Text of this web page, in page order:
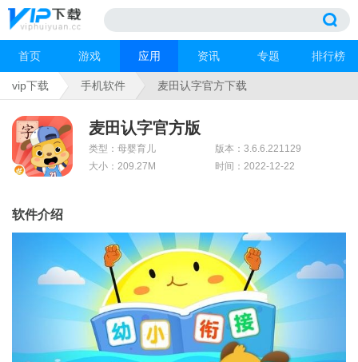
首页 游戏 应用 资讯 专题 排行榜
vip下载 手机软件 麦田认字官方下载
麦田认字官方版
类型：母婴育儿
版本：3.6.6.221129
大小：209.27M
时间：2022-12-22
软件介绍